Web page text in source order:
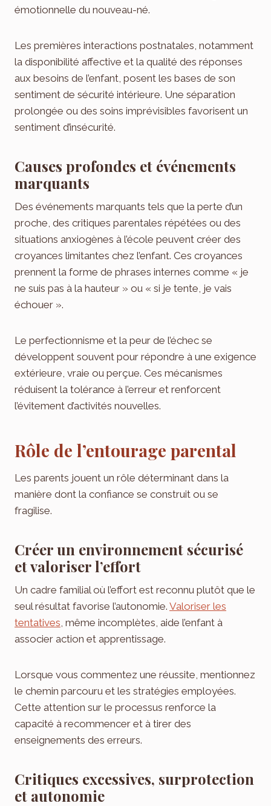
émotionnelle du nouveau-né.
Les premières interactions postnatales, notamment
la disponibilité affective et la qualité des réponses
aux besoins de l’enfant, posent les bases de son
sentiment de sécurité intérieure. Une séparation
prolongée ou des soins imprévisibles favorisent un
sentiment d’insécurité.
Causes profondes et événements
marquants
Des événements marquants tels que la perte d’un
proche, des critiques parentales répétées ou des
situations anxiogènes à l’école peuvent créer des
croyances limitantes chez l’enfant. Ces croyances
prennent la forme de phrases internes comme « je
ne suis pas à la hauteur » ou « si je tente, je vais
échouer ».
Le perfectionnisme et la peur de l’échec se
développent souvent pour répondre à une exigence
extérieure, vraie ou perçue. Ces mécanismes
réduisent la tolérance à l’erreur et renforcent
l’évitement d’activités nouvelles.
Rôle de l’entourage parental
Les parents jouent un rôle déterminant dans la
manière dont la confiance se construit ou se
fragilise.
Créer un environnement sécurisé
et valoriser l’effort
Un cadre familial où l’effort est reconnu plutôt que le
seul résultat favorise l’autonomie. Valoriser les
tentatives , même incomplètes, aide l’enfant à
associer action et apprentissage.
Lorsque vous commentez une réussite, mentionnez
le chemin parcouru et les stratégies employées.
Cette attention sur le processus renforce la
capacité à recommencer et à tirer des
enseignements des erreurs.
Critiques excessives, surprotection
et autonomie